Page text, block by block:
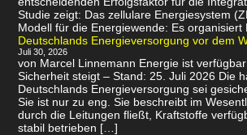
Studie zeigt: Das zellulare Energiesystem
Modell für die Energiewende: Es
Deutschlands Energieversorgung vor dem
Juli 30, 2026
von Marcel Linnemann Energie ist
Sicherheit steigt – Stand: 25. Juli 2026 Die
Deutschlands Energieversorgung sei
Sie ist nur zu eng. Sie beschreibt im
durch die Leitungen fließt, Kraftstoffe
stabil betrieben […]